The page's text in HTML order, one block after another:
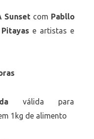
Sunset com Pabllo
e artistas e
válida para
1kg de alimento